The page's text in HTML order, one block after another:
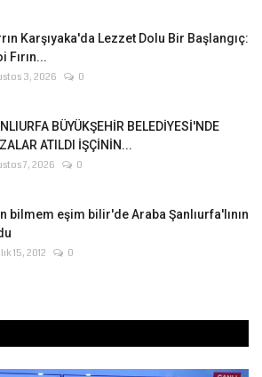
Karşıyaka'da Lezzet Dolu Bir Başlangıç:
Fırın...
3, 2026 0
BÜYÜKŞEHİR BELEDİYESİ'NDE
ATILDI İŞÇİNİN...
7, 2026 0
bilmem eşim bilir'de Araba Şanlıurfa'lının
15, 2012 0